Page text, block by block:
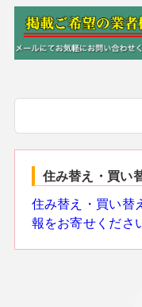
住み替え・買い
住み替え・買い替
報をお寄せくださ